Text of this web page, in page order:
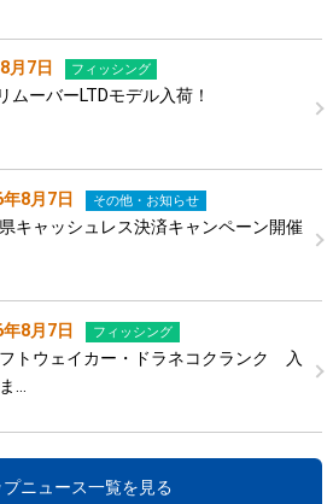
月7日 フィッシング
ムーバーLTDモデル入荷！
8月7日 その他・お知らせ
キャッシュレス決済キャンペーン開催
8月7日 フィッシング
フトウェイカー・ドラネコクランク 入
…
プニュース一覧を見る